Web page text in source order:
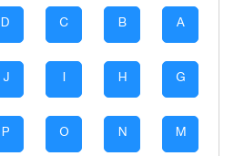
A
B
C
D
G
H
I
J
M
N
O
P